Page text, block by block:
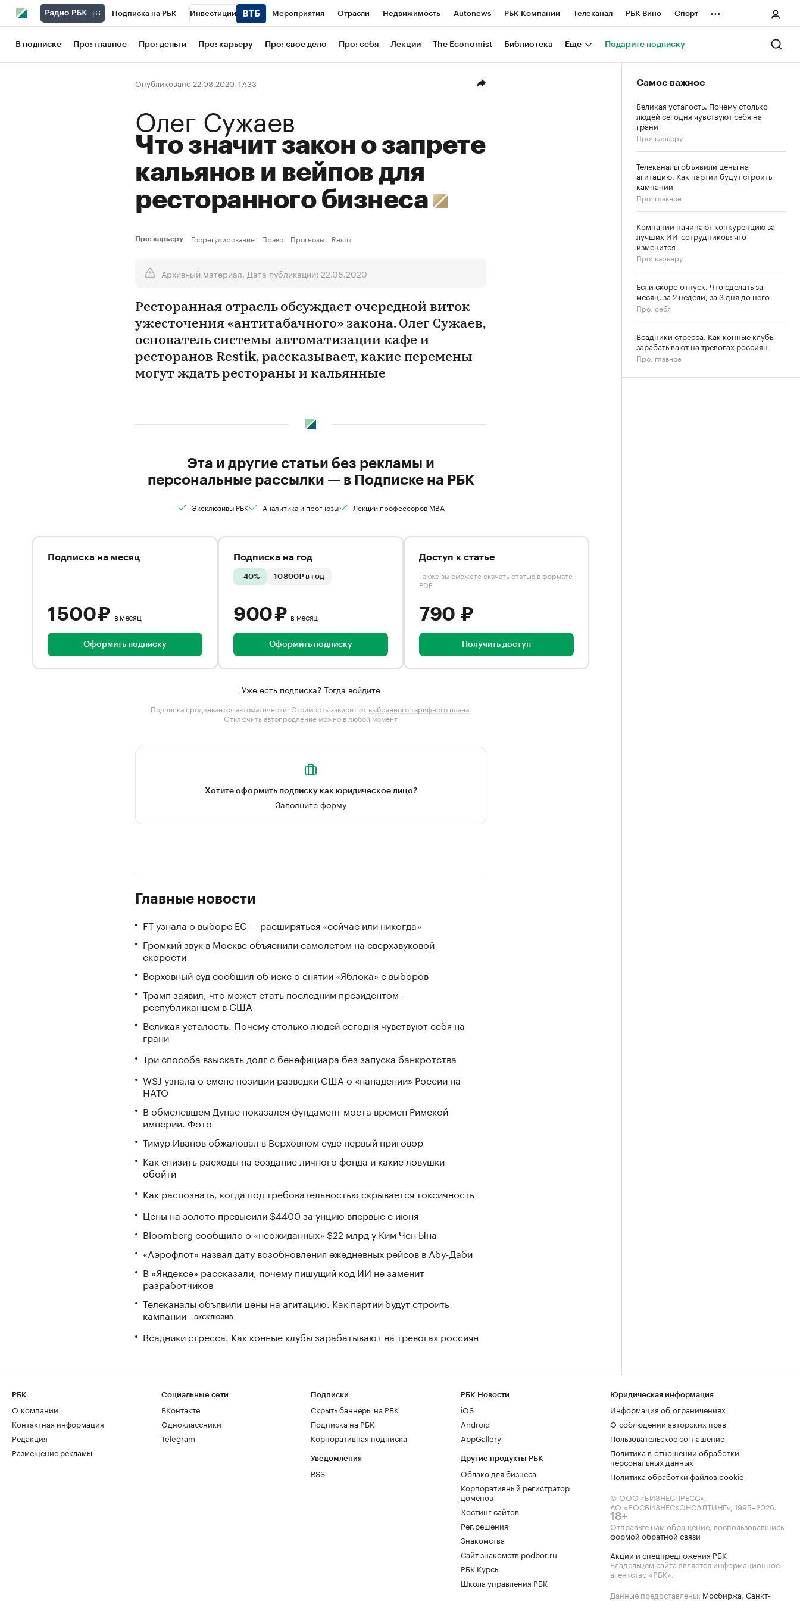
Подписка на РБК Инвестиции Мероприятия Отрасли Недвижимость Autonews РБК Компании Телеканал РБК Вино Спорт
Школа управления РБК РБК Образование РБК Life Тренды Визионеры Национальные проекты Город
Рынок наличной валюты
...
В подписке Про: главное Про: деньги Про: карьеру Про: свое дело Про: себя Лекции The Economist Библиотека Еще Подарите подписку
Опубликовано 22.08.2020, 17:33
Олег Сужаев
Что значит закон о запрете
кальянов и вейпов для
ресторанного бизнеса
Про: карьеру Госрегулирование Право Прогнозы Restik
Архивный материал. Дата публикации: 22.08.2020
Ресторанная отрасль обсуждает очередной виток
ужесточения «антитабачного» закона. Олег Сужаев,
основатель системы автоматизации кафе и
ресторанов Restik, рассказывает, какие перемены
могут ждать рестораны и кальянные
Эта и другие статьи без рекламы и
персональные рассылки — в Подписке на РБК
Эксклюзивы РБК Аналитика и прогнозы Лекции профессоров MBA
Подписка на месяц
1 500 ₽ в месяц
Оформить подписку
Подписка на год
-40% 10 800₽ в год
900 ₽ в месяц
Оформить подписку
Доступ к статье
Также вы сможете скачать статью в формате
PDF
790 ₽
Получить доступ
Уже есть подписка? Тогда войдите
Подписка продлевается автоматически. Стоимость зависит от выбранного тарифного плана.
Отключить автопродление можно в любой момент
Хотите оформить подписку как юридическое лицо?
Заполните форму
Главные новости
FT узнала о выборе ЕС — расширяться «сейчас или никогда»
Громкий звук в Москве объяснили самолетом на сверхзвуковой
скорости
Верховный суд сообщил об иске о снятии «Яблока» с выборов
Трамп заявил, что может стать последним президентом-
республиканцем в США
Великая усталость. Почему столько людей сегодня чувствуют себя на
грани
Три способа взыскать долг с бенефициара без запуска банкротства
WSJ узнала о смене позиции разведки США о «нападении» России на
НАТО
В обмелевшем Дунае показался фундамент моста времен Римской
империи. Фото
Тимур Иванов обжаловал в Верховном суде первый приговор
Как снизить расходы на создание личного фонда и какие ловушки
обойти
Как распознать, когда под требовательностью скрывается токсичность
Цены на золото превысили $4400 за унцию впервые с июня
Bloomberg сообщило о «неожиданных» $22 млрд у Ким Чен Ына
«Аэрофлот» назвал дату возобновления ежедневных рейсов в Абу-Даби
В «Яндексе» рассказали, почему пишущий код ИИ не заменит
разработчиков
Телеканалы объявили цены на агитацию. Как партии будут строить
кампании
ЭКСКЛЮЗИВ
Всадники стресса. Как конные клубы зарабатывают на тревогах россиян
Самое важное
Великая усталость. Почему столько
людей сегодня чувствуют себя на
грани
Про: карьеру
Телеканалы объявили цены на
агитацию. Как партии будут строить
кампании
Про: главное
Компании начинают конкуренцию за
лучших ИИ-сотрудников: что
изменится
Про: карьеру
Если скоро отпуск. Что сделать за
месяц, за 2 недели, за 3 дня до него
Про: себя
Всадники стресса. Как конные клубы
зарабатывают на тревогах россиян
Про: главное
РБК
О компании
Контактная информация
Редакция
Размещение рекламы
Социальные сети
ВКонтакте
Одноклассники
Telegram
Подписки
Скрыть баннеры на РБК
Подписка на РБК
Корпоративная подписка
Уведомления
RSS
РБК Новости
iOS
Android
AppGallery
Другие продукты РБК
Облако для бизнеса
Корпоративный регистратор
доменов
Хостинг сайтов
Рег.решения
Знакомства
Сайт знакомств podbor.ru
РБК Курсы
Школа управления РБК
Юридическая информация
Информация об ограничениях
О соблюдении авторских прав
Пользовательское соглашение
Политика в отношении обработки
персональных данных
Политика обработки файлов cookie
© ООО «БИЗНЕСПРЕСС»,
АО «РОСБИЗНЕСКОНСАЛТИНГ», 1995–2026.
18+
Отправьте нам обращение, воспользовавшись
формой обратной связи
Акции и спецпредложения РБК
Владельцем сайта является информационное
агентство «РБК».
Данные предоставлены: Мосбиржа, Санкт-